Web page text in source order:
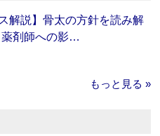
解説】骨太の方針を読み解
薬剤師への影…
もっと見る »